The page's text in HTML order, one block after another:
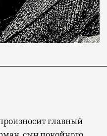
и ноутбук.
спланировать
или простоглавный